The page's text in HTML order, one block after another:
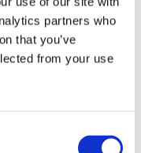
partners who
that you’ve
from your use
Unhošť